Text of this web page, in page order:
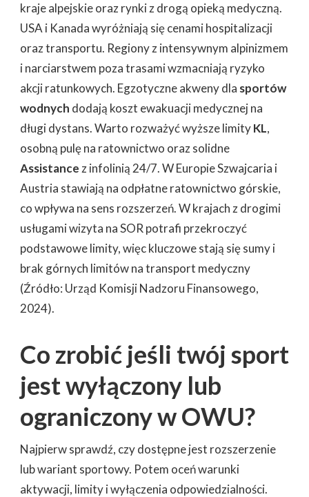
kraje alpejskie oraz rynki z drogą opieką medyczną.
USA i Kanada wyróżniają się cenami hospitalizacji
oraz transportu. Regiony z intensywnym alpinizmem
i narciarstwem poza trasami wzmacniają ryzyko
akcji ratunkowych. Egzotyczne akweny dla sportów
wodnych dodają koszt ewakuacji medycznej na
długi dystans. Warto rozważyć wyższe limityKL,
osobną pulę na ratownictwo oraz solidne
Assistance z infolinią 24/7. W Europie Szwajcaria i
Austria stawiają na odpłatne ratownictwo górskie,
co wpływa na sens rozszerzeń. W krajach z drogimi
usługami wizyta na SOR potrafi przekroczyć
podstawowe limity, więc kluczowe stają się sumy i
brak górnych limitów na transport medyczny
(Źródło: Urząd Komisji Nadzoru Finansowego,
2024).
Co zrobić jeśli twój sport
jest wyłączony lub
ograniczony w OWU?
Najpierw sprawdź, czy dostępne jest rozszerzenie
lub wariant sportowy. Potem oceń warunki
aktywacji, limity i wyłączenia odpowiedzialności.